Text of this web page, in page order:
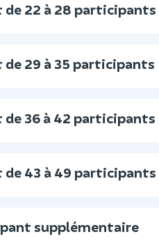
22 à 28 participants
29 à 35 participants
36 à 42 participants
43 à 49 participants
supplémentaire